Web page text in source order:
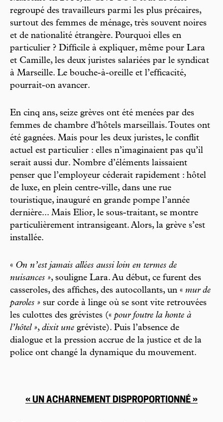
regroupé des travailleurs parmi les plus précaires,
surtout des femmes de ménage, très souvent noires
et de nationalité étrangère. Pourquoi elles en
particulier ? Difficile à expliquer, même pour Lara
et Camille, les deux juristes salariées par le syndicat
à Marseille. Le bouche-à-oreille et l’efficacité,
pourrait-on avancer.
En cinq ans, seize grèves ont été menées par des
femmes de chambre d’hôtels marseillais. Toutes ont
été gagnées. Mais pour les deux juristes, le conflit
actuel est particulier : elles n’imaginaient pas qu’il
serait aussi dur. Nombre d’éléments laissaient
penser que l’employeur céderait rapidement : hôtel
de luxe, en plein centre-ville, dans une rue
touristique, inauguré en grande pompe l’année
dernière... Mais Elior, le sous-traitant, se montre
particulièrement intransigeant. Alors, la grève s’est
installée.
« On n’est jamais allées aussi loin en termes de
nuisances », souligne Lara. Au début, ce furent des
casseroles, des affiches, des autocollants, un « mur de
paroles » sur corde à linge où se sont vite retrouvées
les culottes des grévistes (« pour foutre la honte à
l’hôtel », dixit une gréviste). Puis l’absence de
dialogue et la pression accrue de la justice et de la
police ont changé la dynamique du mouvement.
« UN ACHARNEMENT DISPROPORTIONNÉ »